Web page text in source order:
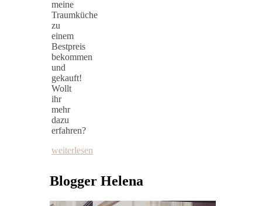
meine
Traumküche
zu
einem
Bestpreis
bekommen
und
gekauft!
Wollt
ihr
mehr
dazu
erfahren?
weiterlesen
Blogger Helena